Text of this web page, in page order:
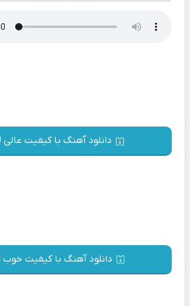
دانلود آهنگ با کیفیت عالی 320
دانلود آهنگ با کیفیت خوب 128